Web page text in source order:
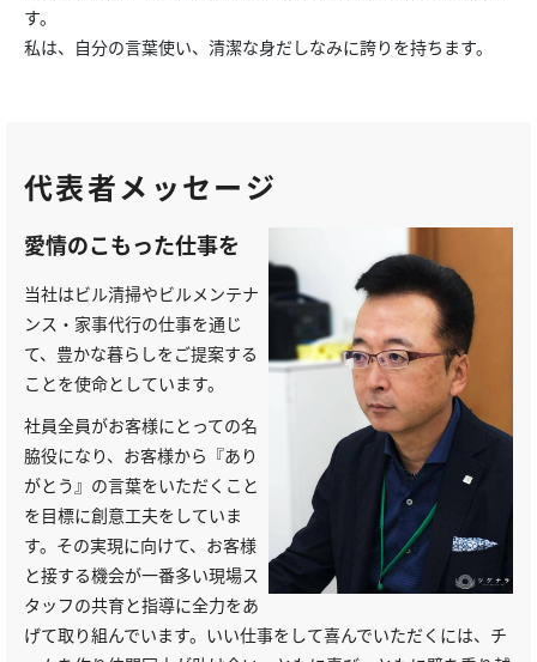
す。
私は、自分の言葉使い、清潔な身だしなみに誇りを持ちます。
代表者メッセージ
愛情のこもった仕事を
当社はビル清掃やビルメンテナ
ンス・家事代行の仕事を通じ
て、豊かな暮らしをご提案する
ことを使命としています。
社員全員がお客様にとっての名
脇役になり、お客様から『あり
がとう』の言葉をいただくこと
を目標に創意工夫をしていま
す。その実現に向けて、お客様
と接する機会が一番多い現場ス
タッフの共育と指導に全力をあ
げて取り組んでいます。いい仕事をして喜んでいただくには、チ